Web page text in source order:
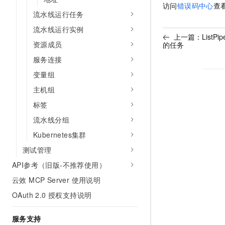
流水线运行任务
流水线运行实例
资源成员
服务连接
变量组
主机组
标签
流水线分组
Kubernetes集群
测试管理
API参考（旧版-不推荐使用）
云效 MCP Server 使用说明
OAuth 2.0 授权支持说明
服务支持
访问错误码中心查
上一篇：
的任务